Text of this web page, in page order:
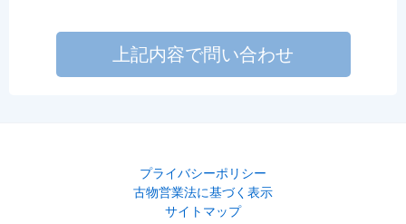
上記内容で問い合わせ
プライバシーポリシー
古物営業法に基づく表示
サイトマップ